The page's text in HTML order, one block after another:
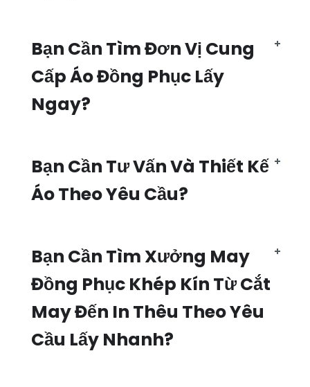
Bạn Cần Tìm Đơn Vị Cung
Cấp Áo Đồng Phục Lấy
Ngay?
Bạn Cần Tư Vấn Và Thiết Kế
Áo Theo Yêu Cầu?
Bạn Cần Tìm Xưởng May
Đồng Phục Khép Kín Từ Cắt
May Đến In Thêu Theo Yêu
Cầu Lấy Nhanh?